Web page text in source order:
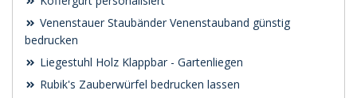
Venenstauer Staubänder Venenstauband günstig
bedrucken
Liegestuhl Holz Klappbar - Gartenliegen
Rubik's Zauberwürfel bedrucken lassen